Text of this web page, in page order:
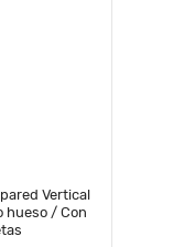
Vertical
hueso / Con